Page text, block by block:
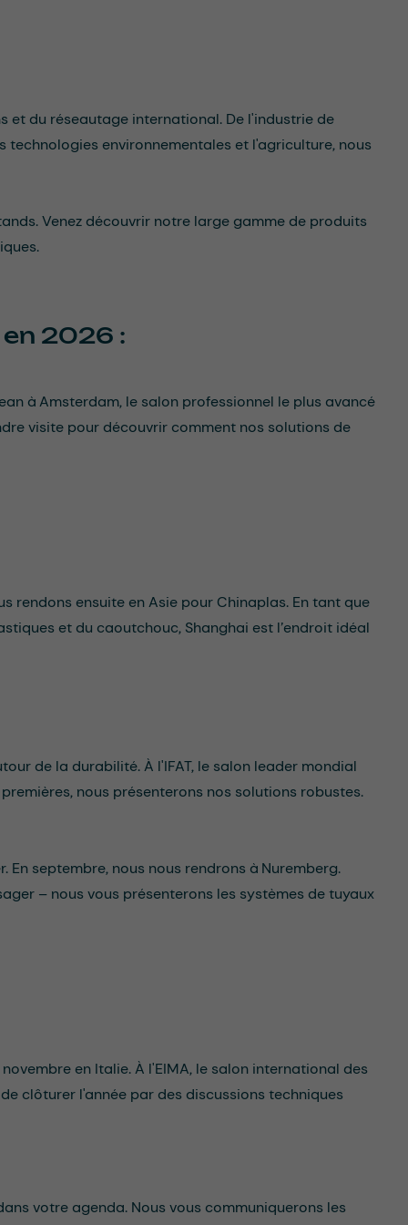
et du réseautage international. De l'industrie de
environnementales et l'agriculture, nous
Venez découvrir notre large gamme de produits
2026 :
à Amsterdam, le salon professionnel le plus avancé
visite pour découvrir comment nos solutions de
rendons ensuite en Asie pour Chinaplas. En tant que
et du caoutchouc, Shanghai est l’endroit idéal
de la durabilité. À l'IFAT, le salon leader mondial
nous présenterons nos solutions robustes.
septembre, nous nous rendrons à Nuremberg.
– nous vous présenterons les systèmes de tuyaux
en Italie. À l'EIMA, le salon international des
clôturer l'année par des discussions techniques
votre agenda. Nous vous communiquerons les